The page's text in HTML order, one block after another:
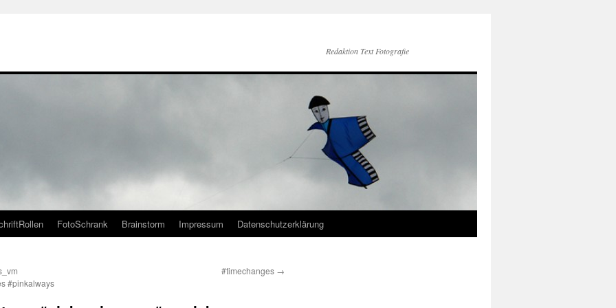
Redaktion Text Fotografie
FotoSchrank Brainstorm Impressum Datenschutzerklärung
#pinkalways
#timechanges →